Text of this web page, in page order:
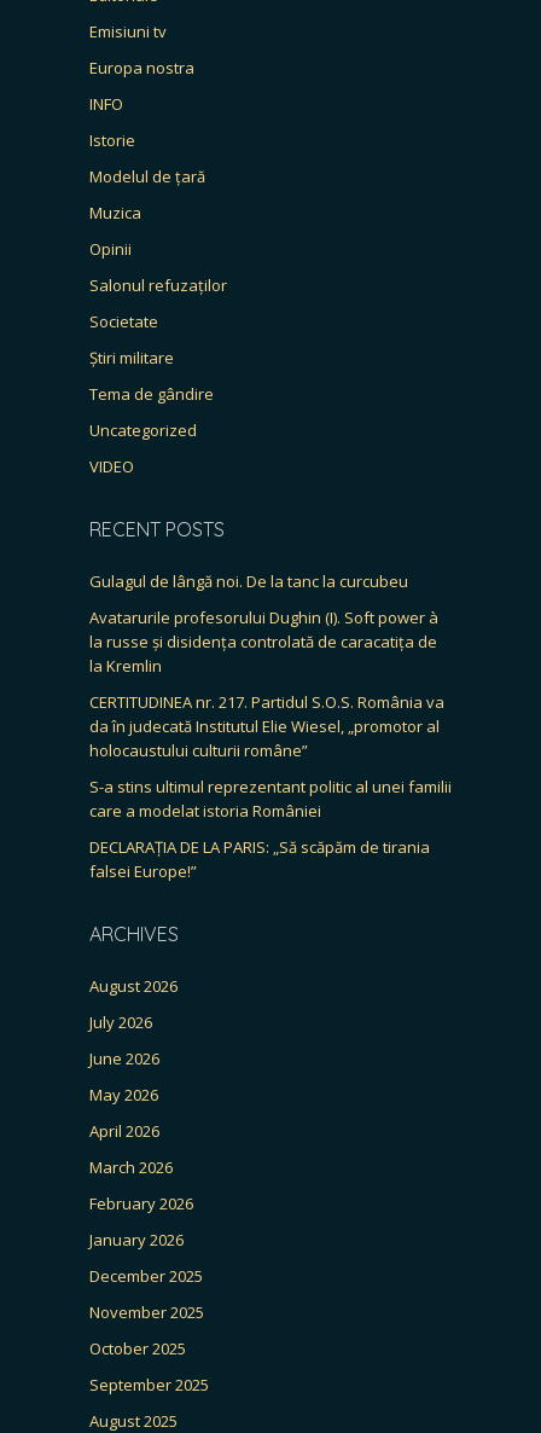
Emisiuni tv
Europa nostra
INFO
Istorie
Modelul de țară
Muzica
Opinii
Salonul refuzaților
Societate
Știri militare
Tema de gândire
Uncategorized
VIDEO
RECENT POSTS
Gulagul de lângă noi. De la tanc la curcubeu
Avatarurile profesorului Dughin (I). Soft power à
la russe și disidența controlată de caracatița de
la Kremlin
CERTITUDINEA nr. 217. Partidul S.O.S. România va
da în judecată Institutul Elie Wiesel, „promotor al
holocaustului culturii române”
S-a stins ultimul reprezentant politic al unei familii
care a modelat istoria României
DECLARAȚIA DE LA PARIS: „Să scăpăm de tirania
falsei Europe!”
ARCHIVES
August 2026
July 2026
June 2026
May 2026
April 2026
March 2026
February 2026
January 2026
December 2025
November 2025
October 2025
September 2025
August 2025